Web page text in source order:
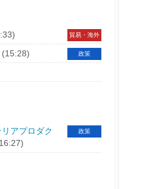
貿易・海外
政策
アプロダク
政策